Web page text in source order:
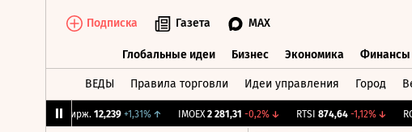
Подписка Газета MAX
Глобальные идеи Бизнес Экономика Финансы
ВЕДЫ Правила торговли Идеи управления Город
CNY Бирж. 12,239 +1,31%↑ IMOEX 2 281,31 -0,2%↓ RTSI 874,64 -1,12% ↓ RGBI